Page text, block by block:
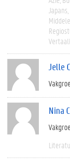
Japans
Jelle
Nina